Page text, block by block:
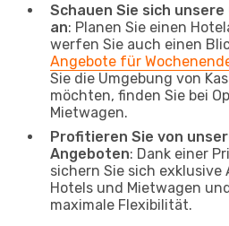
Schauen Sie sich
an: Planen Sie einen
werfen Sie auch einen
Angebote für
Sie die Umgebung von
möchten, finden Sie bei
Mietwagen.
Profitieren Sie von
Angeboten: Dank einer
sichern Sie sich
Hotels und Mietwagen
maximale Flexibilität.